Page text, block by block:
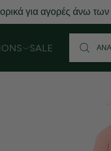
για αγορές άνω
SALE